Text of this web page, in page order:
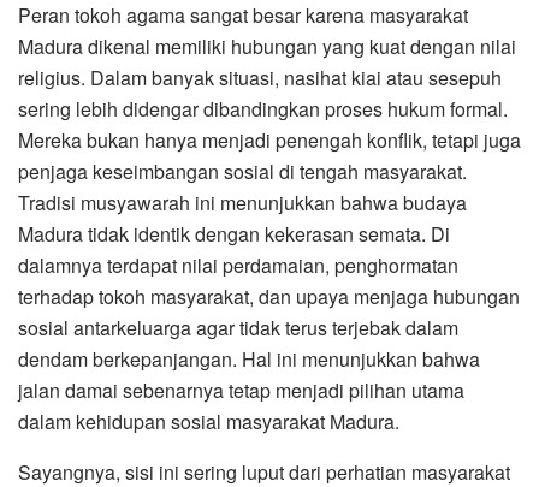
Peran tokoh agama sangat besar karena masyarakat
Madura dikenal memiliki hubungan yang kuat dengan nilai
religius. Dalam banyak situasi, nasihat kiai atau sesepuh
sering lebih didengar dibandingkan proses hukum formal.
Mereka bukan hanya menjadi penengah konflik, tetapi juga
penjaga keseimbangan sosial di tengah masyarakat.
Tradisi musyawarah ini menunjukkan bahwa budaya
Madura tidak identik dengan kekerasan semata. Di
dalamnya terdapat nilai perdamaian, penghormatan
terhadap tokoh masyarakat, dan upaya menjaga hubungan
sosial antarkeluarga agar tidak terus terjebak dalam
dendam berkepanjangan. Hal ini menunjukkan bahwa
jalan damai sebenarnya tetap menjadi pilihan utama
dalam kehidupan sosial masyarakat Madura.
Sayangnya, sisi ini sering luput dari perhatian masyarakat